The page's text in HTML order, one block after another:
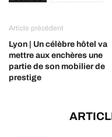
Article précédent
Lyon | Un célèbre hôtel va
mettre aux enchères une
partie de son mobilier de
prestige